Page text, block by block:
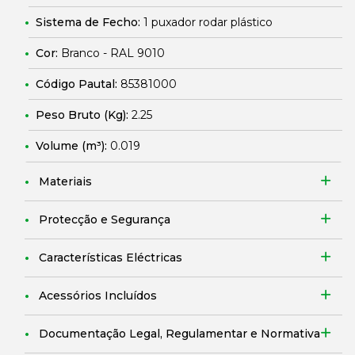
Sistema de Fecho: 1 puxador rodar plástico
Cor: Branco - RAL 9010
Código Pautal: 85381000
Peso Bruto (Kg): 2.25
Volume (m³): 0.019
Materiais
Protecção e Segurança
Características Eléctricas
Acessórios Incluídos
Documentação Legal, Regulamentar e Normativa